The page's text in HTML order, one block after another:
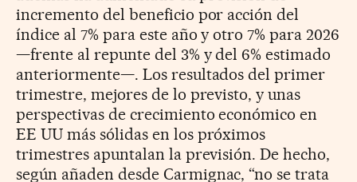
incremento del beneficio por acción del
índice al 7% para este año y otro 7% para 2026
—frente al repunte del 3% y del 6% estimado
anteriormente—. Los resultados del primer
trimestre, mejores de lo previsto, y unas
perspectivas de crecimiento económico en
EE UU más sólidas en los próximos
trimestres apuntalan la previsión. De hecho,
según añaden desde Carmignac, “no se trata